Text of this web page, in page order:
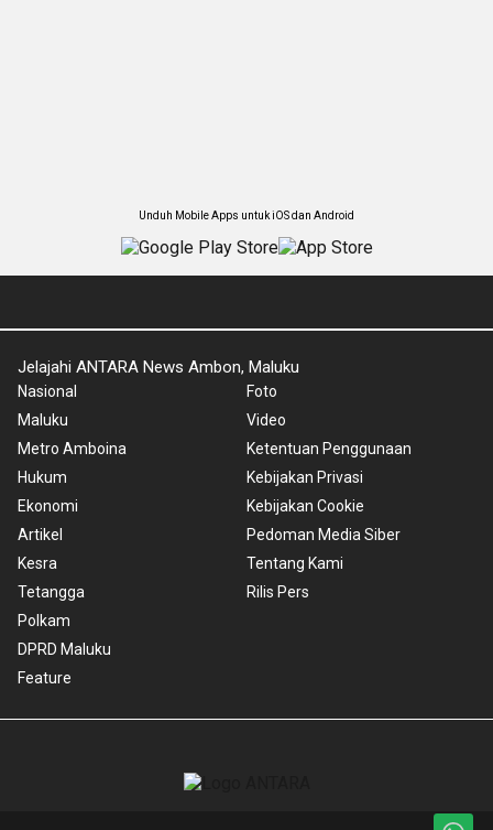
Unduh Mobile Apps untuk iOS dan Android
Jelajahi ANTARA News Ambon, Maluku
Nasional
Maluku
Metro Amboina
Hukum
Ekonomi
Artikel
Kesra
Tetangga
Polkam
DPRD Maluku
Feature
Foto
Video
Ketentuan Penggunaan
Kebijakan Privasi
Kebijakan Cookie
Pedoman Media Siber
Tentang Kami
Rilis Pers